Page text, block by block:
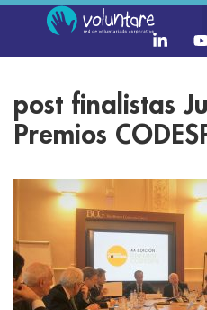
post finalistas
Premios